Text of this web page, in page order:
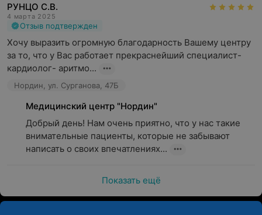
РУНЦО С.В.
4 марта 2025
Отзыв подтвержден
Хочу выразить огромную благодарность Вашему центру
за то, что у Вас работает прекраснейший специалист-
кардиолог- аритмо...
Нордин, ул. Сурганова, 47Б
Медицинский центр "Нордин"
Добрый день! Нам очень приятно, что у нас такие
внимательные пациенты, которые не забывают
написать о своих впечатлениях...
Показать ещё